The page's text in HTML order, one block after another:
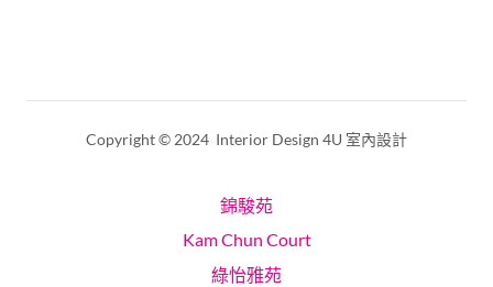
Copyright © 2024 Interior Design 4U 室內設計
錦駿苑
Kam Chun Court
綠怡雅苑